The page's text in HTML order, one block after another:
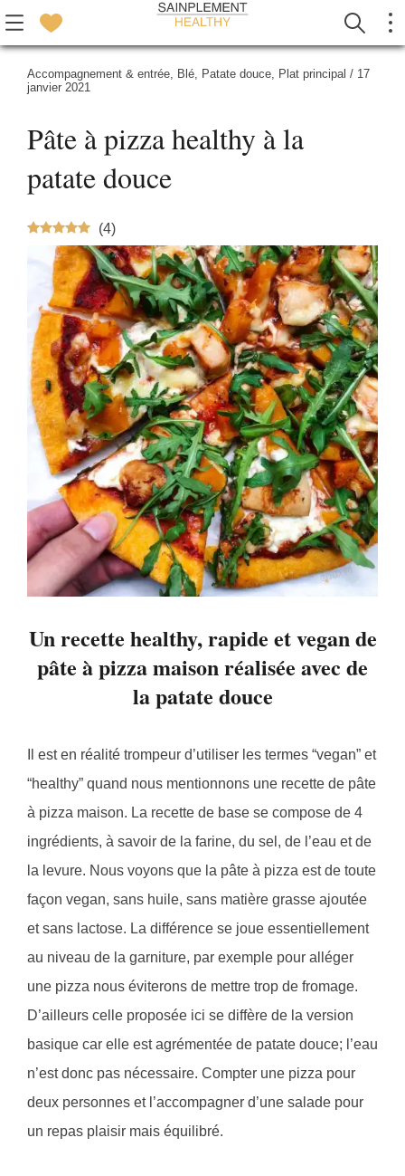
Accompagnement & entrée, Blé, Patate douce, Plat principal / 17
janvier 2021
Pâte à pizza healthy à la
patate douce
(4)
Un recette healthy, rapide et vegan de
pâte à pizza maison réalisée avec de
la patate douce
Il est en réalité trompeur d’utiliser les termes “vegan” et
“healthy” quand nous mentionnons une recette de pâte
à pizza maison. La recette de base se compose de 4
ingrédients, à savoir de la farine, du sel, de l’eau et de
la levure. Nous voyons que la pâte à pizza est de toute
façon vegan, sans huile, sans matière grasse ajoutée
et sans lactose. La différence se joue essentiellement
au niveau de la garniture, par exemple pour alléger
une pizza nous éviterons de mettre trop de fromage.
D’ailleurs celle proposée ici se diffère de la version
basique car elle est agrémentée de patate douce; l’eau
n’est donc pas nécessaire. Compter une pizza pour
deux personnes et l’accompagner d’une salade pour
un repas plaisir mais équilibré.